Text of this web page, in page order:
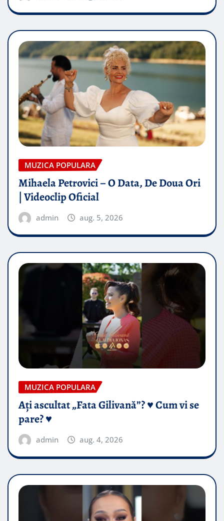
MUZICA POPULARA
Mihaela Petrovici – O Data, De Doua Ori
| Videoclip Oficial
admin aug. 5, 2026
MUZICA POPULARA
Ați ascultat „Fata Gilivană”? ♥️ Cum vi se
pare? ♥️
admin aug. 4, 2026